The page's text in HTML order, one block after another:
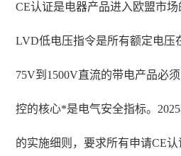
CE认证是电器产品进入欧盟市
LVD低电压指令是所有额定电压
75V到1500V直流的带电产品必
控的核心*是电气安全指标。
的实施细则，要求所有申请CE